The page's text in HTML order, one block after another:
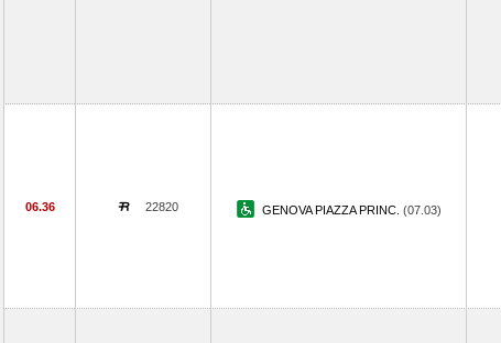
06.36 22820 GENOVA PIAZZA PRINC. (07.03)